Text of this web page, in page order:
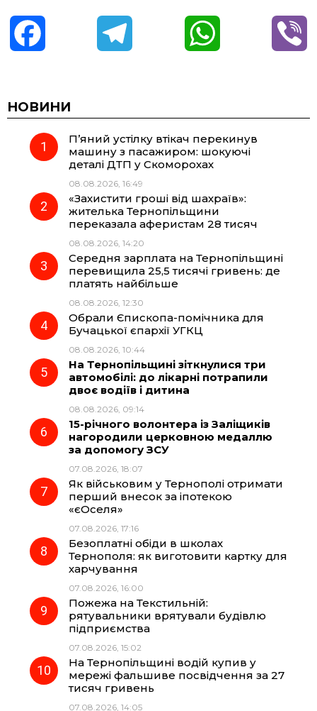
c
e
o
k
e
g
r
a
m
t
НОВИНИ
П’яний устілку втікач перекинув
машину з пасажиром: шокуючі
деталі ДТП у Скоморохах
08.08.2026, 16:49
«Захистити гроші від шахраїв»:
жителька Тернопільщини
переказала аферистам 28 тисяч
08.08.2026, 14:20
Середня зарплата на Тернопільщині
перевищила 25,5 тисячі гривень: де
платять найбільше
08.08.2026, 12:30
Обрали Єпископа-помічника для
Бучацької єпархії УГКЦ
08.08.2026, 10:44
На Тернопільщині зіткнулися три
автомобілі: до лікарні потрапили
двоє водіїв і дитина
08.08.2026, 09:14
15-річного волонтера із Заліщиків
нагородили церковною медаллю
за допомогу ЗСУ
07.08.2026, 18:07
Як військовим у Тернополі отримати
перший внесок за іпотекою
«єОселя»
07.08.2026, 17:16
Безоплатні обіди в школах
Тернополя: як виготовити картку для
харчування
07.08.2026, 16:00
Пожежа на Текстильній:
рятувальники врятували будівлю
підприємства
07.08.2026, 15:02
На Тернопільщині водій купив у
мережі фальшиве посвідчення за 27
тисяч гривень
07.08.2026, 14:05